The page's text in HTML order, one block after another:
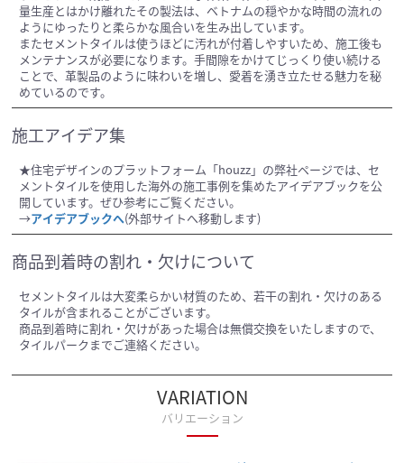
量生産とはかけ離れたその製法は、ベトナムの穏やかな時間の流れの
ようにゆったりと柔らかな風合いを生み出しています。
またセメントタイルは使うほどに汚れが付着しやすいため、施工後も
メンテナンスが必要になります。手間隙をかけてじっくり使い続ける
ことで、革製品のように味わいを増し、愛着を湧き立たせる魅力を秘
めているのです。
施工アイデア集
★住宅デザインのプラットフォーム「houzz」の弊社ページでは、セ
メントタイルを使用した海外の施工事例を集めたアイデアブックを公
開しています。ぜひ参考にご覧ください。
→アイデアブックへ(外部サイトへ移動します)
商品到着時の割れ・欠けについて
セメントタイルは大変柔らかい材質のため、若干の割れ・欠けのある
タイルが含まれることがございます。
商品到着時に割れ・欠けがあった場合は無償交換をいたしますので、
タイルパークまでご連絡ください。
VARIATION
バリエーション